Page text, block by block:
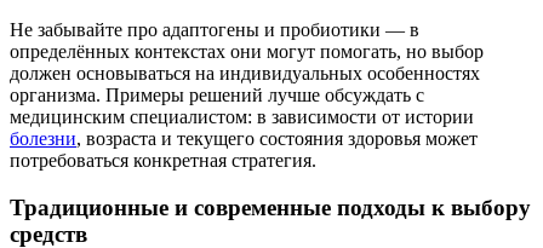
Не забывайте про адаптогены и пробиотики — в
определённых контекстах они могут помогать, но выбор
должен основываться на индивидуальных особенностях
организма. Примеры решений лучше обсуждать с
медицинским специалистом: в зависимости от истории
болезни, возраста и текущего состояния здоровья может
потребоваться конкретная стратегия.
Традиционные и современные подходы к выбору
средств